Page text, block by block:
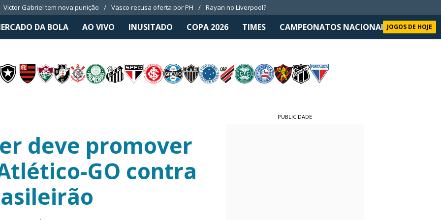
Victor Gabriel tem nova punição Vasco recusa oferta por PH Rayan no Liverpool?
DA BOLA AO VIVO INUSITADO COPA 2026 TIMES CAMPEONATOS NACIONAIS SELEÇÃO
JOGOS DE HOJE
deve promover
GO contra
PUBLICIDADE